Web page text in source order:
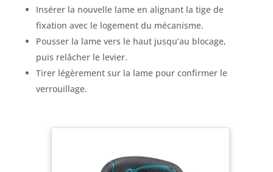
Insérer la nouvelle lame en alignant la tige de
fixation avec le logement du mécanisme.
Pousser la lame vers le haut jusqu’au blocage,
puis relâcher le levier.
Tirer légèrement sur la lame pour confirmer le
verrouillage.